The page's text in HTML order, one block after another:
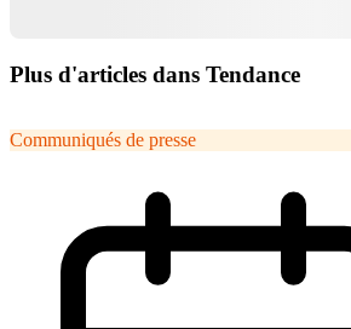
Plus d'articles dans Tendance
Communiqués de presse